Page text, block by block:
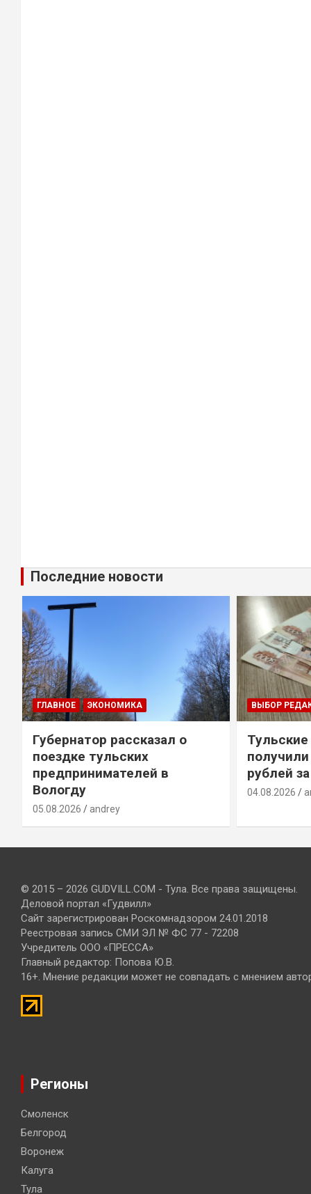
Последние новости
ГЛАВНОЕ ЭКОНОМИКА
Губернатор рассказал о
поездке тульских
предпринимателей в
Вологду
05.08.2026 andrey
ВЫБОР
рублей
04.08.2026
© 2015 – 2026 GUDVILL.COM - Тула. Все права защищены.
Деловой портал «Гудвилл»
Сайт зарегистрирован Роскомнадзором 24.01.2018
Реестровая запись СМИ ЭЛ № ФС 77 - 72208
Учредитель ООО «ПРЕССА»
Главный редактор: Попова Ю.В.
16+. Мнение редакции может не совпадать с мнением
Регионы
Смоленск
Белгород
Воронеж
Калуга
Тула